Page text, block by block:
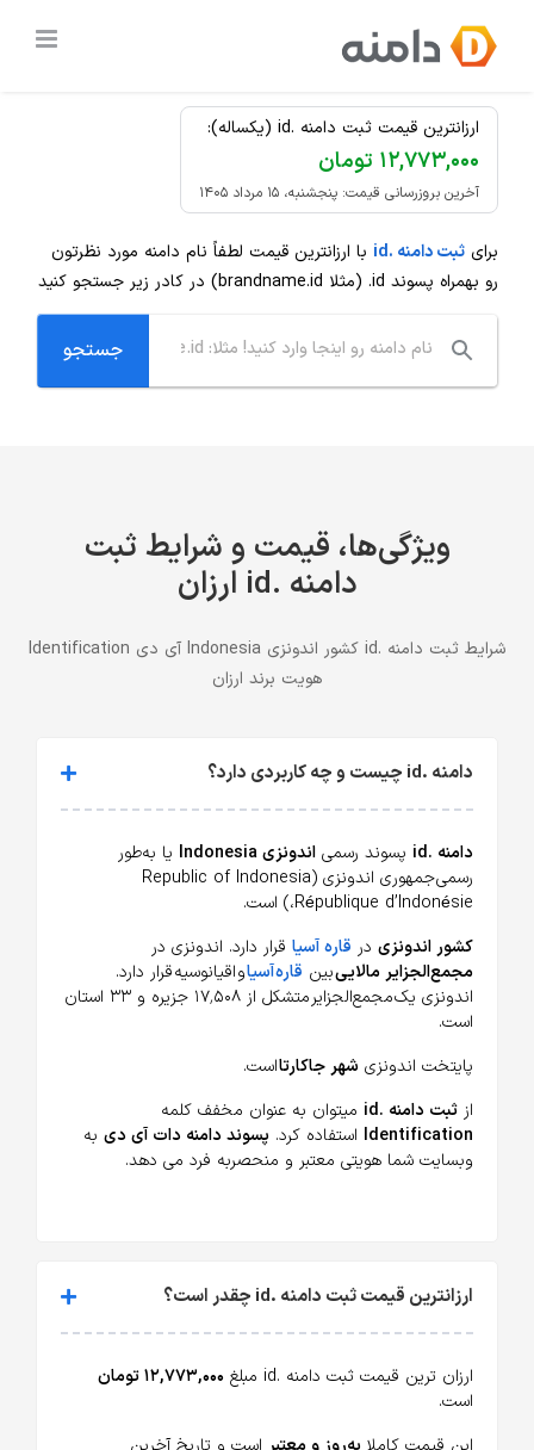
content
ثبت دامنه
ارزانترین قیمت ثبت دامنه .id (یکساله):
۱۲,۷۷۳,۰۰۰ تومان
آخرین بروزرسانی قیمت: پنجشنبه، ۱۵ مرداد ۱۴۰۵
برای ثبت دامنه .id
با ارزانترین قیمت لطفاً نام دامنه مورد نظرتون
رو بهمراه پسوند .id (مثلا brandname.id) در کادر زیر جستجو کنید
ویژگی‌ها، قیمت و شرایط ثبت
دامنه .id ارزان
شرایط ثبت دامنه .id کشور اندونزی Indonesia آی دی Identification
هویت برند ارزان
دامنه .id چیست و چه کاربردی دارد؟
دامنه .id پسوند رسمی اندونزی Indonesia
یا به‌طور
رسمی جمهوری اندونزی (Republic of Indonesia
،République d’Indonésie) است.
کشور اندونزی در قاره آسیا قرار دارد. اندونزی در
مجمع‌الجزایر مالاییبین قاره آسیاو اقیانوسیه قرار دارد.
اندونزی یک مجمع‌الجزایر متشکل از ۱۷٬۵۰۸ جزیره و ۳۳ استان
است.
پایتخت اندونزی شهر جاکارتااست.
از ثبت دامنه .id
میتوان به عنوان مخفف کلمه
Identification استفاده کرد. پسوند دامنه دات آی دی به
وبسایت شما هویتی معتبر و منحصربه فرد می دهد.
ارزانترین قیمت ثبت دامنه .id چقدر است؟
ارزان ترین قیمت ثبت دامنه .id مبلغ
۱۲,۷۷۳,۰۰۰ تومان
است.